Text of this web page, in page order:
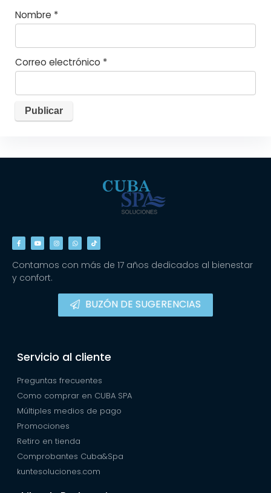
Nombre *
Correo electrónico *
Contamos con más de 17 años dedicados al bienestar
y confort.
BUZÓN DE SUGERENCIAS
Servicio al cliente
Preguntas frecuentes
Como comprar en CUBA SPA
Múltiples medios de pago
Promociones
Retiro en tienda
Comprobantes Cuba&Spa
kuntesoluciones.com